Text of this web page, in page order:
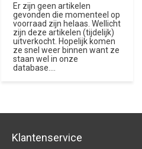
Er zijn geen artikelen
gevonden die momenteel op
voorraad zijn helaas. Wellicht
zijn deze artikelen (tijdelijk)
uitverkocht. Hopelijk komen
ze snel weer binnen want ze
staan wel in onze
database....
Klantenservice